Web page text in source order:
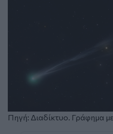
Πηγή: Διαδίκτυο. Γράφημα